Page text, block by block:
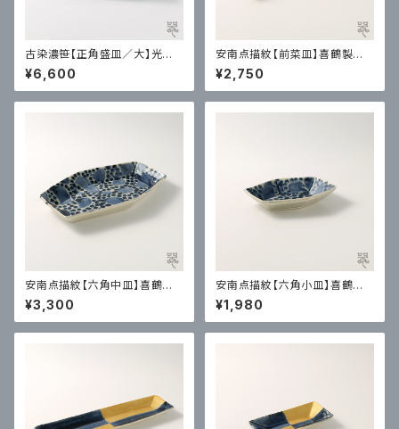
古染濃笹【正角盛皿／大】光春
窯｜波佐見
¥6,600
安南点描紋【前菜皿】喜鶴製陶
｜有田
¥2,750
安南点描紋【六角中皿】喜鶴製
陶｜有田
¥3,300
安南点描紋【六角小皿】喜鶴製
陶｜有田
¥1,980